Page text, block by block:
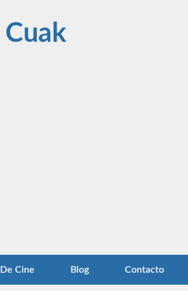
Cine Blog Contacto